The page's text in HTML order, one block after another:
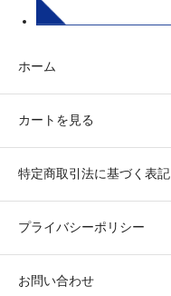
ホーム
カートを見る
特定商取引法に基づく表記
プライバシーポリシー
お問い合わせ